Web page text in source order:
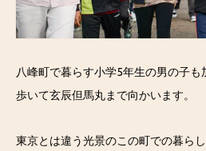
八峰町で暮らす小学5年生の男の子
歩いて玄辰但馬丸まで向かいます。
東京とは違う光景のこの町での暮ら